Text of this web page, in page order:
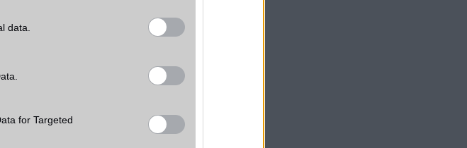
data.
for Targeted